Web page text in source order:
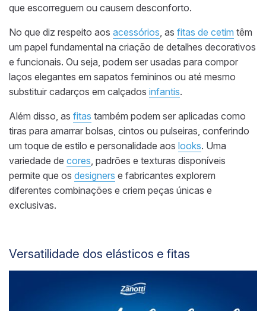
que escorreguem ou causem desconforto.
No que diz respeito aos acessórios , as fitas de cetim têm
um papel fundamental na criação de detalhes decorativos
e funcionais. Ou seja, podem ser usadas para compor
laços elegantes em sapatos femininos ou até mesmo
substituir cadarços em calçados infantis.
Além disso, as fitas também podem ser aplicadas como
tiras para amarrar bolsas, cintos ou pulseiras, conferindo
um toque de estilo e personalidade aos looks. Uma
variedade de cores , padrões e texturas disponíveis
permite que os designers e fabricantes explorem
diferentes combinações e criem peças únicas e
exclusivas.
Versatilidade dos elásticos e fitas